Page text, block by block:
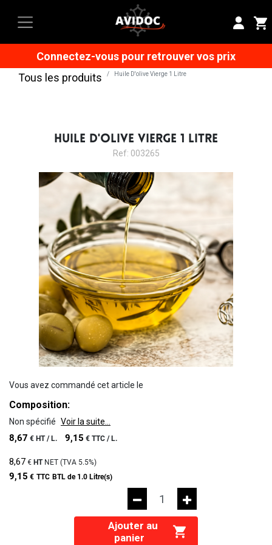
Connectez-vous pour retrouver vos prix
Tous les produits
Huile D'olive Vierge 1 Litre
HUILE D'OLIVE VIERGE 1 LITRE
Ref: 003265
Vous avez commandé cet article le
Composition:
Non spécifié Voir la suite...
8,67 € HT / L. 9,15 € TTC / L.
8,67 € HTNET (TVA 5.5%)
9,15 € TTC BTL de 1.0 Litre(s)
Ajouter au
panier